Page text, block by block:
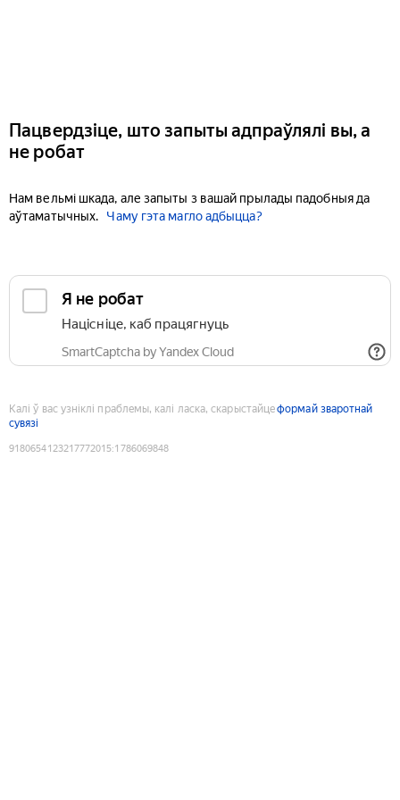
Пацвердзіце, што запыты адпраўлялі вы, а
не робат
Нам вельмі шкада, але запыты з вашай прылады падобныя да
аўтаматычных.
Чаму гэта магло адбыцца?
Я не робат
Націсніце, каб працягнуць
SmartCaptcha by Yandex Cloud
Калі ў вас узніклі праблемы, калі ласка, скарыстайцеформай зваротнай
сувязі
9180654123217772015:1786069848